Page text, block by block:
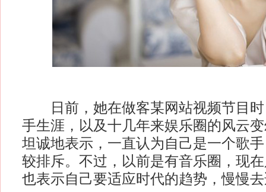
日前，她在做客某网站视频节目时
手生涯，以及十几年来娱乐圈的风云
坦诚地表示，一直认为自己是一个歌
较排斥。不过，以前是有音乐圈，现
也表示自己要适应时代的趋势，慢慢